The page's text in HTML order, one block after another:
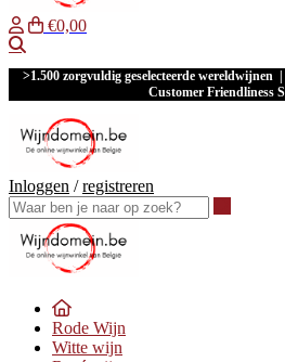
€0,00
>1.500 zorgvuldig geselecteerde
Customer Friendliness
Inloggen /registreren
Rode Wijn
Witte wijn